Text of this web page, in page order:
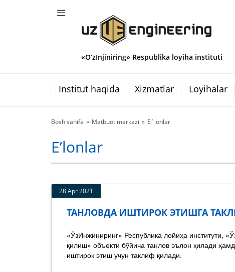
«O‘zInjiniring» Respublika loyiha instituti
Institut haqida Xizmatlar Loyihalar
Bosh sahifa Matbuot markazi E`lonlar
E’lonlar
28 Apr 2021
ТАНЛОВДА ИШТИРОК ЭТИШГА
«ЎзИнжиниринг» Республика лойиҳа институти,
қилиш» объекти бўйича танлов эълон қилади
иштирок этиш учун таклиф қилади.